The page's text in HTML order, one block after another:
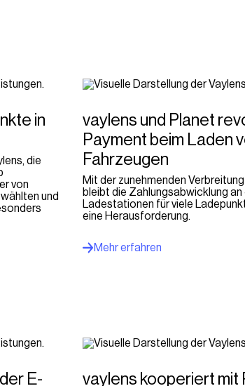
in
die
von
und
vaylens und Planet
Payment beim Laden
Fahrzeugen
Mit der zunehmenden
bleibt die Zahlungsabwicklung
Ladestationen für viele
eine Herausforderung.
Mehr erfahren
E-
vaylens kooperiert mit